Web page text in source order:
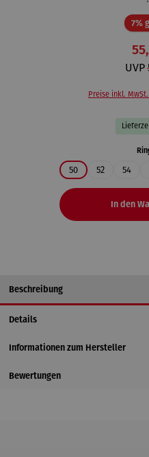
7%
UVP
Preise inkl.
50 52 54
In den
Beschreibung
Details
Informationen zum Hersteller
Bewertungen